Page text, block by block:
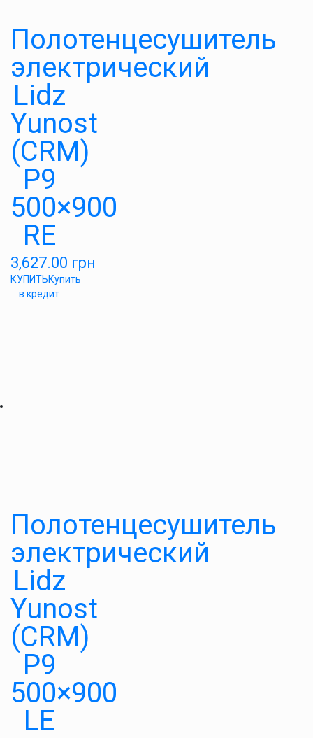
Полотенцесушитель
электрический
Lidz
Yunost
(CRM)
P9
500×900
RE
3,627.00 грн
КУПИТЬКупить
в кредит
Полотенцесушитель
электрический
Lidz
Yunost
(CRM)
P9
500×900
LE